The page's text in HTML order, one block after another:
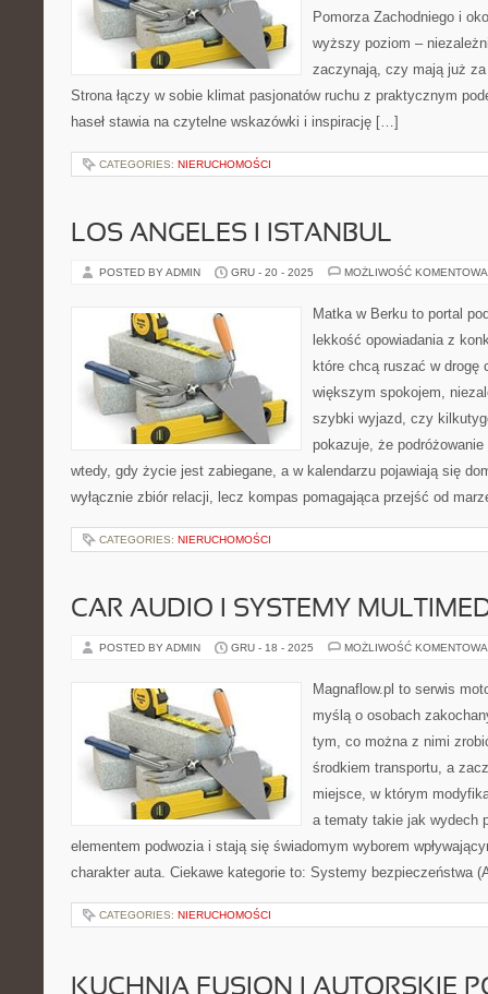
Pomorza Zachodniego i
wyższy poziom –
zaczynają, czy mają już
Strona łączy w sobie klimat pasjonatów ruchu z praktycznym
haseł stawia na czytelne wskazówki i inspirację […]
CATEGORIES: NIERUCHOMOŚCI
LOS ANGELES I ISTANBUL
POSTED BY ADMIN GRU - 20 - 2025 MOŻLIWOŚĆ
Matka w Berku to portal
lekkość opowiadania z
które chcą ruszać w drogę
większym spokojem,
szybki wyjazd, czy
pokazuje, że
wtedy, gdy życie jest zabiegane, a w kalendarzu pojawiają się
wyłącznie zbiór relacji, lecz kompas pomagająca przejść od
CATEGORIES: NIERUCHOMOŚCI
CAR AUDIO I SYSTEMY
POSTED BY ADMIN GRU - 18 - 2025 MOŻLIWOŚĆ
Magnaflow.pl to serwis
myślą o osobach
tym, co można z nimi
środkiem transportu, a
miejsce, w którym
a tematy takie jak wydech
elementem podwozia i stają się świadomym wyborem
charakter auta. Ciekawe kategorie to: Systemy bezpieczeństwa
CATEGORIES: NIERUCHOMOŚCI
KUCHNIA FUSION I AUTORSKIE